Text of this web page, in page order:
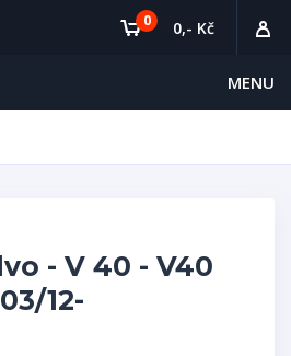
MENU
0 0,- Kč
- V 40 - V40
12-